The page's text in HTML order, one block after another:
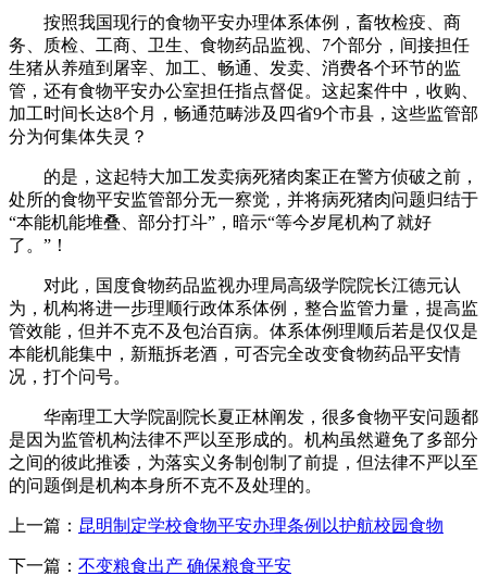
按照我国现行的食物平安办理体系体例，畜牧检疫、商
务、质检、工商、卫生、食物药品监视、7个部分，间接担任
生猪从养殖到屠宰、加工、畅通、发卖、消费各个环节的监
管，还有食物平安办公室担任指点督促。这起案件中，收购、
加工时间长达8个月，畅通范畴涉及四省9个市县，这些监管部
分为何集体失灵？
的是，这起特大加工发卖病死猪肉案正在警方侦破之前，
处所的食物平安监管部分无一察觉，并将病死猪肉问题归结于
“本能机能堆叠、部分打斗”，暗示“等今岁尾机构了就好
了。”！
对此，国度食物药品监视办理局高级学院院长江德元认
为，机构将进一步理顺行政体系体例，整合监管力量，提高监
管效能，但并不克不及包治百病。体系体例理顺后若是仅仅是
本能机能集中，新瓶拆老酒，可否完全改变食物药品平安情
况，打个问号。
华南理工大学院副院长夏正林阐发，很多食物平安问题都
是因为监管机构法律不严以至形成的。机构虽然避免了多部分
之间的彼此推诿，为落实义务制创制了前提，但法律不严以至
的问题倒是机构本身所不克不及处理的。
上一篇： 昆明制定学校食物平安办理条例以护航校园食物
下一篇： 不变粮食出产 确保粮食平安